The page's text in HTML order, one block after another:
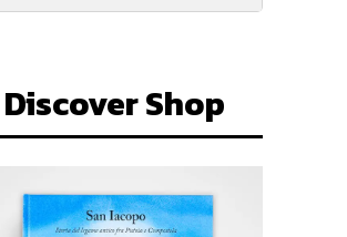
Discover Shop